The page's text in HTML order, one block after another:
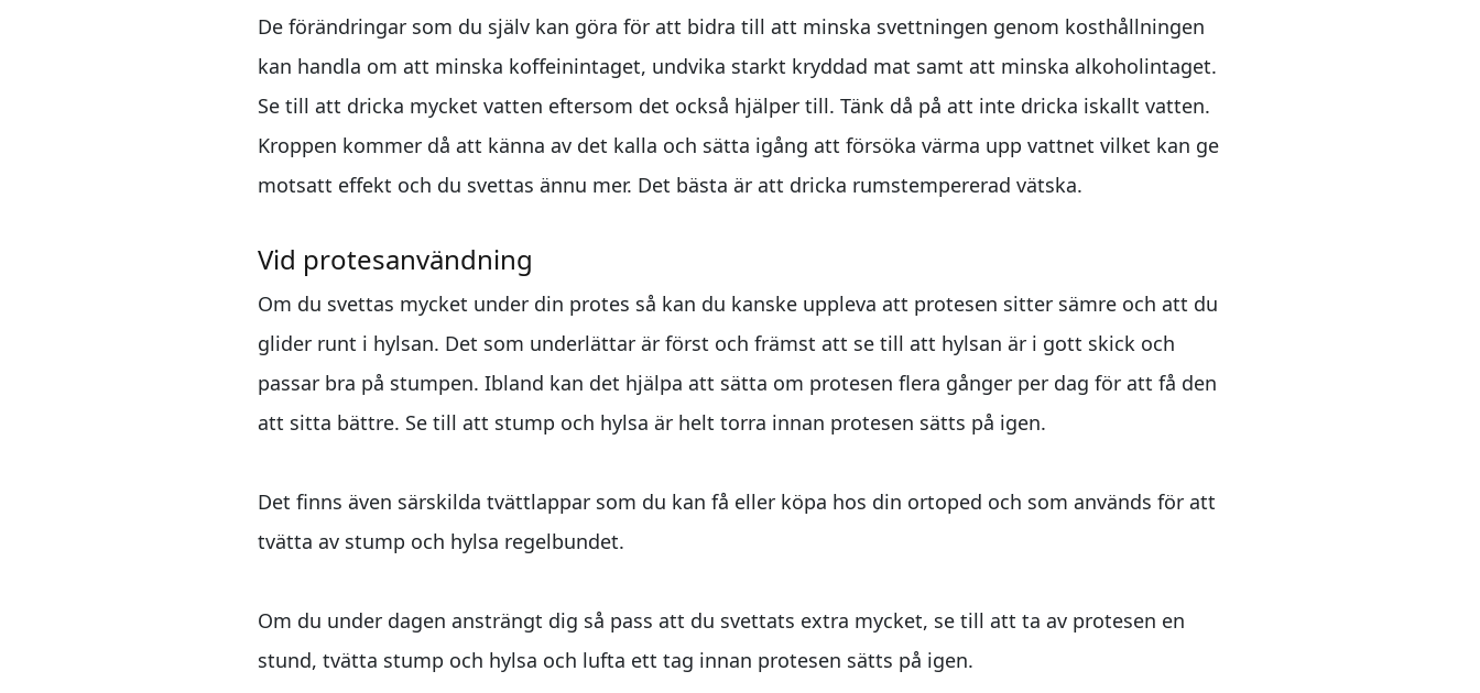
De förändringar som du själv kan göra för att bidra till att minska svettningen genom kosthållningen
kan handla om att minska koffeinintaget, undvika starkt kryddad mat samt att minska alkoholintaget.
Se till att dricka mycket vatten eftersom det också hjälper till. Tänk då på att inte dricka iskallt vatten.
Kroppen kommer då att känna av det kalla och sätta igång att försöka värma upp vattnet vilket kan ge
motsatt effekt och du svettas ännu mer. Det bästa är att dricka rumstempererad vätska.
Vid protesanvändning
Om du svettas mycket under din protes så kan du kanske uppleva att protesen sitter sämre och att du
glider runt i hylsan. Det som underlättar är först och främst att se till att hylsan är i gott skick och
passar bra på stumpen. Ibland kan det hjälpa att sätta om protesen flera gånger per dag för att få den
att sitta bättre. Se till att stump och hylsa är helt torra innan protesen sätts på igen.
Det finns även särskilda tvättlappar som du kan få eller köpa hos din ortoped och som används för att
tvätta av stump och hylsa regelbundet.
Om du under dagen ansträngt dig så pass att du svettats extra mycket, se till att ta av protesen en
stund, tvätta stump och hylsa och lufta ett tag innan protesen sätts på igen.